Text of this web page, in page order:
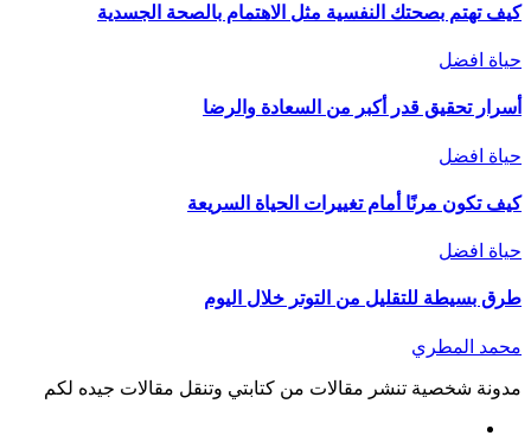
كيف تهتم بصحتك النفسية مثل الاهتمام بالصحة الجسدية
حياة افضل
أسرار تحقيق قدر أكبر من السعادة والرضا
حياة افضل
كيف تكون مرنًا أمام تغييرات الحياة السريعة
حياة افضل
طرق بسيطة للتقليل من التوتر خلال اليوم
محمد المطري
مدونة شخصية تنشر مقالات من كتابتي وتنقل مقالات جيده لكم